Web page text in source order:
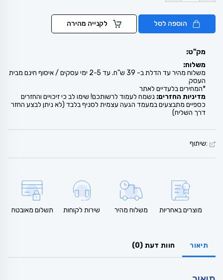
הוספה לסל לקנייה מהירה
מק"ט:
משלוח:
משלוח מהיר עד הדלת ב- 39 ש"ח. עד 2-5 ימי עסקים / איסוף חינם מבית
העסק
*המחירים בלעדיים לאתר
מדיניות החזרים: נשמח לעמוד לרשותכם! שימו לב כי זיכויים והחזרים
כספיים מתבצעים במעמד הגעה עצמית לסניף בלבד (לא ניתן לבצע החזר
דרך השליח)
:שיתוף
מוצרים באחריות משלוח מהיר שירות לקוחות תשלום מאובטח
תיאור חוות דעת (0)